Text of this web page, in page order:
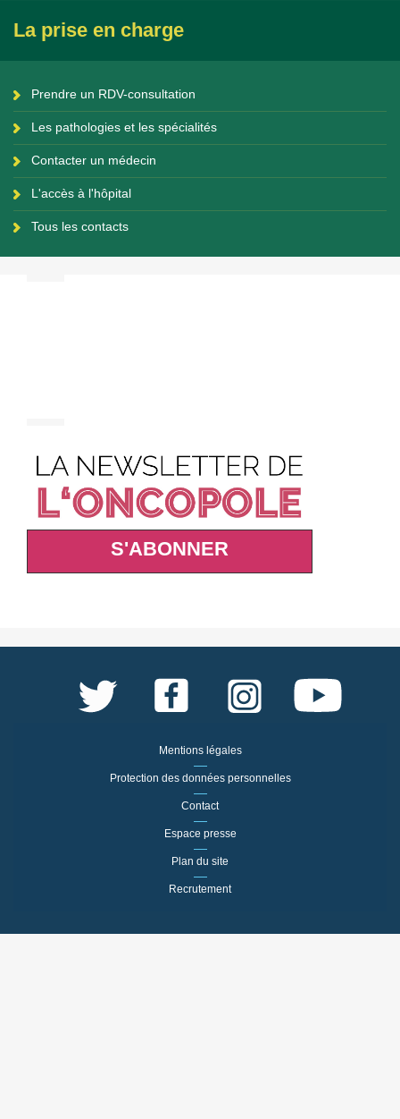
La prise en charge
Prendre un RDV-consultation
Les pathologies et les spécialités
Contacter un médecin
L'accès à l'hôpital
Tous les contacts
S'ABONNER
Mentions légales
Protection des données personnelles
Contact
Espace presse
Plan du site
Recrutement